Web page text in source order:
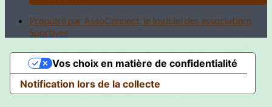
Propulsé par AssoConnect, le logiciel des associations
Sportives
Notification lors de la collecte
Vos choix en matière de confidentialité